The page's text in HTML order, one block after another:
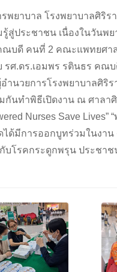
พยาบาล โรงพยาบาลศิริ
สู่ประชาชน เนื่องในวันพ
ณบดี คนที่ 2 คณะแพทยศ
รศ.ดร.เอมพร รตินธร ค
นวยการโรงพยาบาลศิริ
กันทำพิธีเปิดงาน ณ ศาล
Nurses Save
ด้มีการออกบูทร่วมในงา
บโรคกระดูกพรุน ประชา